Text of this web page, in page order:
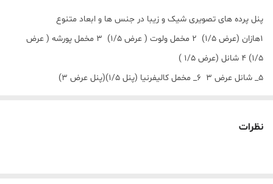
پنل پرده های تصویری شیک و زیبا در جنس ها و ابعاد متنوع
۱هازان (عرض ۱/۵) ۲ مخمل ولوت ( عرض ۱/۵) ۳ مخمل پورشه ( عرض
۱/۵) ۴ شانل (عرض ۱/۵ )
۵_ شانل عرض ۳ ۶_ مخمل کالیفرنیا (پنل ۱/۵)(پنل عرض ۳)
نظرات